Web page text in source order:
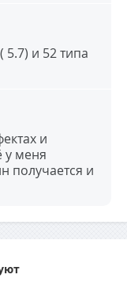
и 52 типа
и
у меня
получается и